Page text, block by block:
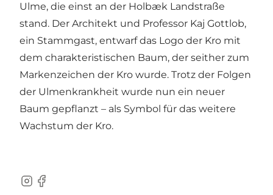
Ulme, die einst an der Holbæk Landstraße
stand. Der Architekt und Professor Kaj Gottlob,
ein Stammgast, entwarf das Logo der Kro mit
dem charakteristischen Baum, der seither zum
Markenzeichen der Kro wurde. Trotz der Folgen
der Ulmenkrankheit wurde nun ein neuer
Baum gepflanzt – als Symbol für das weitere
Wachstum der Kro.
Instagram
Facebook